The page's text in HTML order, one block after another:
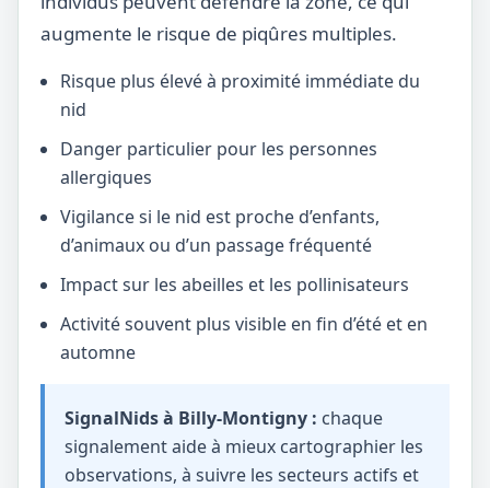
augmente le risque de piqûres multiples.
Risque plus élevé à proximité immédiate du
nid
Danger particulier pour les personnes
allergiques
Vigilance si le nid est proche d’enfants,
d’animaux ou d’un passage fréquenté
Impact sur les abeilles et les pollinisateurs
Activité souvent plus visible en fin d’été et en
automne
SignalNids à Billy-Montigny : chaque
signalement aide à mieux cartographier les
observations, à suivre les secteurs actifs et